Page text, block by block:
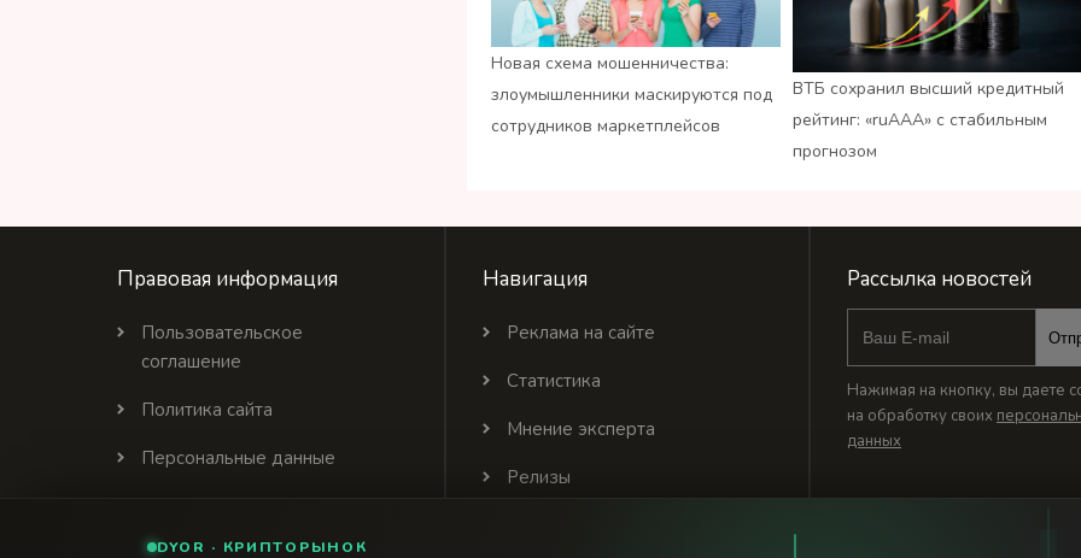
Новая схема мошенничества:
злоумышленники маскируются под
сотрудников маркетплейсов
ВТБ сохранил высший кредитный
рейтинг: «ruАAA» с стабильным
прогнозом
Правовая информация
Пользовательское
соглашение
Политика сайта
Персональные данные
Навигация
Реклама на сайте
Статистика
Мнение эксперта
Релизы
Рассылка новостей
Нажимая на кнопку, вы даете
на обработку своих
данных
DYOR · КРИПТОРЫНОК